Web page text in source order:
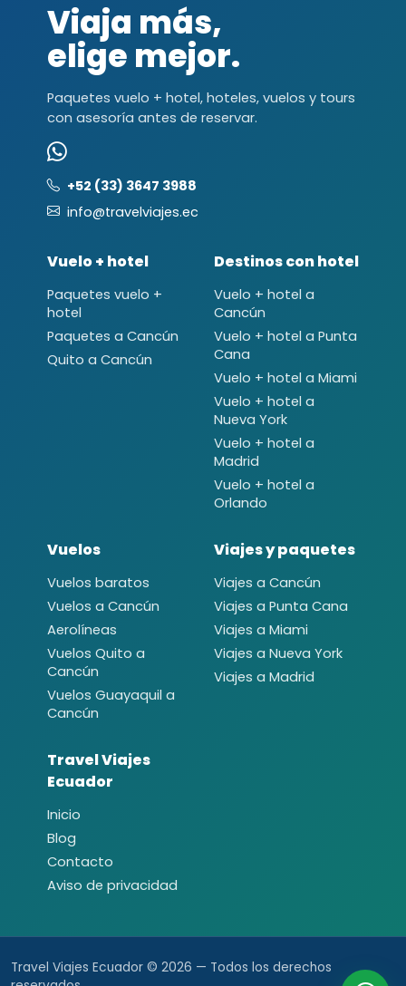
Viaja más,
elige mejor.
Paquetes vuelo + hotel, hoteles, vuelos y tours
con asesoría antes de reservar.
+52 (33) 3647 3988
info@travelviajes.ec
Vuelo + hotel
Paquetes vuelo +
hotel
Paquetes a Cancún
Quito a Cancún
Destinos con hotel
Vuelo + hotel a
Cancún
Vuelo + hotel a Punta
Cana
Vuelo + hotel a Miami
Vuelo + hotel a
Nueva York
Vuelo + hotel a
Madrid
Vuelo + hotel a
Orlando
Vuelos
Vuelos baratos
Vuelos a Cancún
Aerolíneas
Vuelos Quito a
Cancún
Vuelos Guayaquil a
Cancún
Viajes y paquetes
Viajes a Cancún
Viajes a Punta Cana
Viajes a Miami
Viajes a Nueva York
Viajes a Madrid
Travel Viajes
Ecuador
Inicio
Blog
Contacto
Aviso de privacidad
Travel Viajes Ecuador © 2026 — Todos los derechos